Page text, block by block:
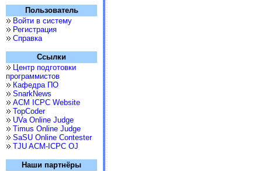
Пользователь
Войти в систему
Регистрация
Справка
Ссылки
Центр подготовки
программистов
Кафедра ПО
SnarkNews
ACM ICPC Website
TopCoder
UVa Online Judge
Timus Online Judge
SaSU Online Contester
TJU ACM-ICPC OJ
Наши партнёры